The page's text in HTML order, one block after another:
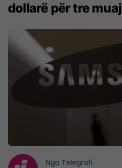
dollarë për tre muaj
Nga Telegrafi